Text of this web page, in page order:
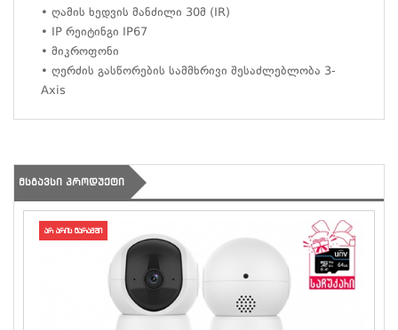
• ღამის ხედვის მანძილი 30მ (IR)
• IP რეიტინგი IP67
• მიკროფონი
• ღერძის გასწორების სამმხრივი შესაძლებლობა 3-
Axis
ᲛᲡᲒᲐᲕᲡᲘ ᲞᲠᲝᲓᲣᲥᲢᲘ
არ არის მარაგში